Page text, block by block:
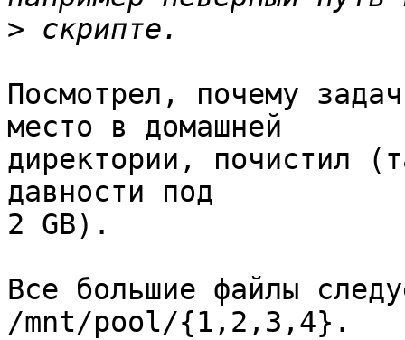
>
Посмотрел, почему
место в домашней
директории, почистил
давности под
2 GB).
Все большие файлы
/mnt/pool/{1,2,3,4}.